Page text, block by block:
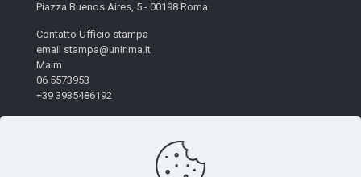
Piazza Buenos Aires, 5 - 00198 Roma
Contatto Ufficio stampa
email stampa@unirima.it
Maim
06 5573953
+39 3935486192